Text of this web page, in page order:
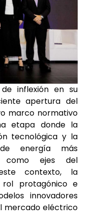
inflexión en su
apertura del
marco normativo
etapa donde la
tecnológica y la
energía más
como ejes del
contexto, la
protagónico e
innovadores
mercado eléctrico